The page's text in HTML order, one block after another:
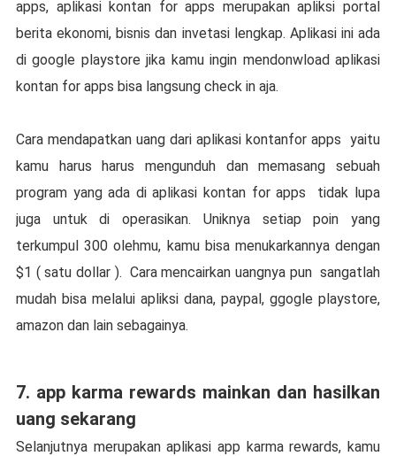
apps, aplikasi kontan for apps merupakan apliksi portal
berita ekonomi, bisnis dan invetasi lengkap. Aplikasi ini ada
di google playstore jika kamu ingin mendonwload aplikasi
kontan for apps bisa langsung check in aja.
Cara mendapatkan uang dari aplikasi kontanfor apps yaitu
kamu harus harus mengunduh dan memasang sebuah
program yang ada di aplikasi kontan for apps tidak lupa
juga untuk di operasikan. Uniknya setiap poin yang
terkumpul 300 olehmu, kamu bisa menukarkannya dengan
$1 ( satu dollar ). Cara mencairkan uangnya pun sangatlah
mudah bisa melalui apliksi dana, paypal, ggogle playstore,
amazon dan lain sebagainya.
7. app karma rewards mainkan dan hasilkan
uang sekarang
Selanjutnya merupakan aplikasi app karma rewards, kamu